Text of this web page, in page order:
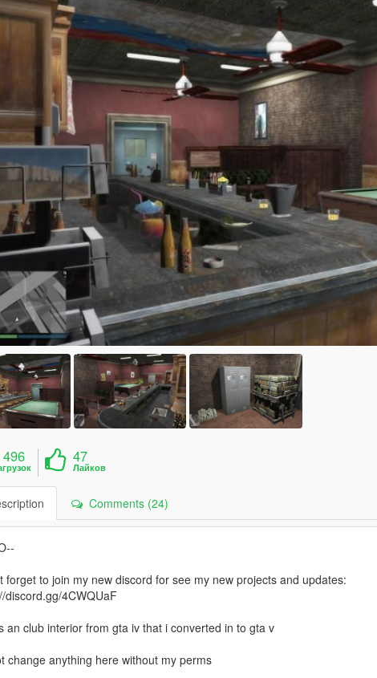
496 47
Лайков
Comments (24)
forget to join my new discord for see my new projects and updates:
discord.gg/4CWQUaF
an club interior from gta iv that i converted in to gta v
change anything here without my perms